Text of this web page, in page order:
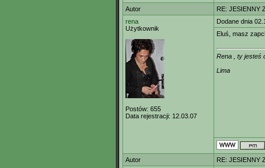
Autor
RE: JESIENNY
rena
Użytkownik
Postów: 655
Data rejestracji: 12.03.07
Dodane dnia
Eluś, masz
Rena , ty jesteś
Lima
Autor
RE: JESIENNY